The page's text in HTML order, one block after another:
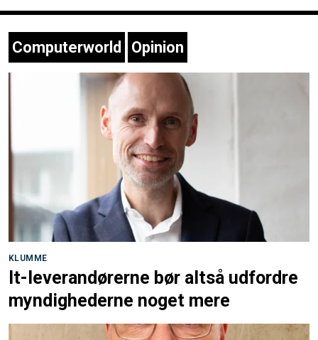
Computerworld Opinion
KLUMME
It-leverandørerne bør altså udfordre
myndighederne noget mere